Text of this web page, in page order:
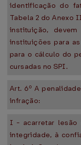
identificação do
Tabela 2 do Anexo
instituição,
instituições para
para o cálculo do
cursadas no SPI.
Art. 6º A
infração:
I - acarretar lesão
integridade, à